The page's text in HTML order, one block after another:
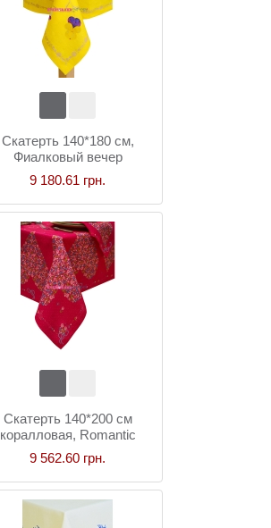
Скатерть 140*180 см,
Фиалковый вечер
9 180.61 грн.
Скатерть 140*200 см
коралловая, Romantic
9 562.60 грн.